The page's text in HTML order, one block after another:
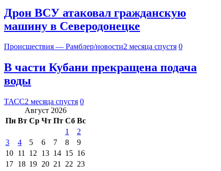
Дрон ВСУ атаковал гражданскую
машину в Северодонецке
Происшествия — Рамблер/новости2 месяца спустя 0
В части Кубани прекращена подача
воды
ТАСС2 месяца спустя 0
Август 2026
Пн Вт Ср Чт Пт Сб Вс
1
2
3
4 5 6 7 8
9
10 11 12 13 14 15 16
17 18 19 20 21 22 23